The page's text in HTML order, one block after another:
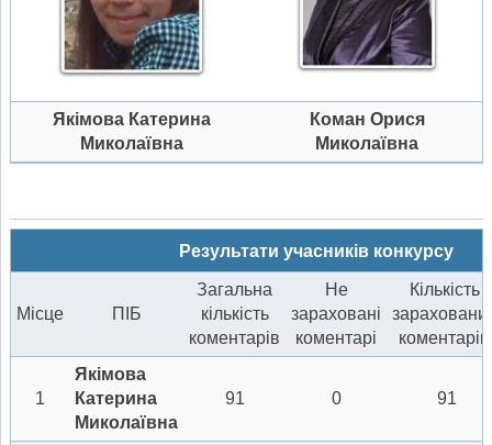
Якімова Катерина
Миколаївна
Коман Орися
Миколаївна
Результати учасників конкурсу
Місце ПІБ
Загальна
кількість
коментарів
Не
зараховані
коментарі
Кількість
коментарів
1
Якімова
Катерина
Миколаївна
91 0 91